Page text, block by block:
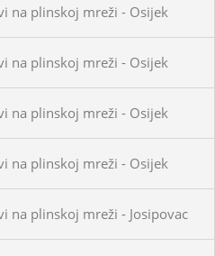
na plinskoj mreži - Osijek
na plinskoj mreži - Osijek
na plinskoj mreži - Osijek
na plinskoj mreži - Osijek
na plinskoj mreži - Josipovac